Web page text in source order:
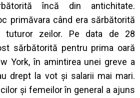
încă din antichitate.
primăvara când era sărbătorită
tuturor zeilor. Pe data de 28
sărbătorită pentru prima oară
York, în amintirea unei greve a
drept la vot și salarii mai mari.
și femeilor în general a ajuns